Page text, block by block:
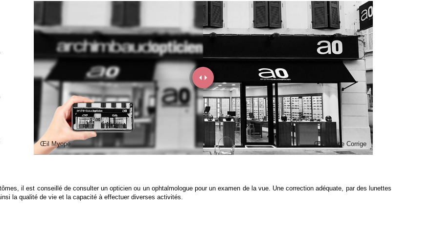
Œil Myope Corrige
Œil Myope
il est conseillé de consulter un opticien ou un ophtalmologue pour un examen de la vue. Une correction adéquate, par des lunettes
la qualité de vie et la capacité à effectuer diverses activités.